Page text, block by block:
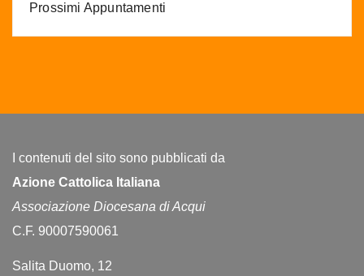
Prossimi Appuntamenti
I contenuti del sito sono pubblicati da
Azione Cattolica Italiana
Associazione Diocesana di Acqui
C.F. 90007590061
Salita Duomo, 12